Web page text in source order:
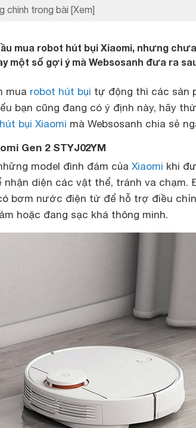
chính trong bài [Xem]
mua robot hút bụi Xiaomi, nhưng
một số gợi ý mà Websosanh đưa ra
mua robot hút bụi tự động thì các sản
bạn cũng đang có ý định này, hãy
bụi Xiaomi mà Websosanh chia sẻ
Gen 2 STYJ02YM
model đình đám của Xiaomi khi
nhận diện các vật thể, tránh va chạm.
bơm nước điện tử để hỗ trợ điều
hoặc đang sạc khá thông minh.